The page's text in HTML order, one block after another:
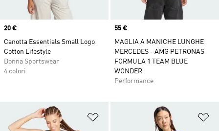
Price
20 €
Canotta Essentials Small Logo
Cotton Lifestyle
Donna Sportswear
4 colori
Price
55 €
MAGLIA A MANICHE LUNGHE
MERCEDES - AMG PETRONAS
FORMULA 1 TEAM BLUE
WONDER
Performance
Aggiungi alla lista dei desideri